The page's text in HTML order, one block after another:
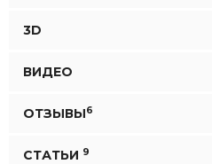
3D
ВИДЕО
ОТЗЫВЫ6
СТАТЬИ 9